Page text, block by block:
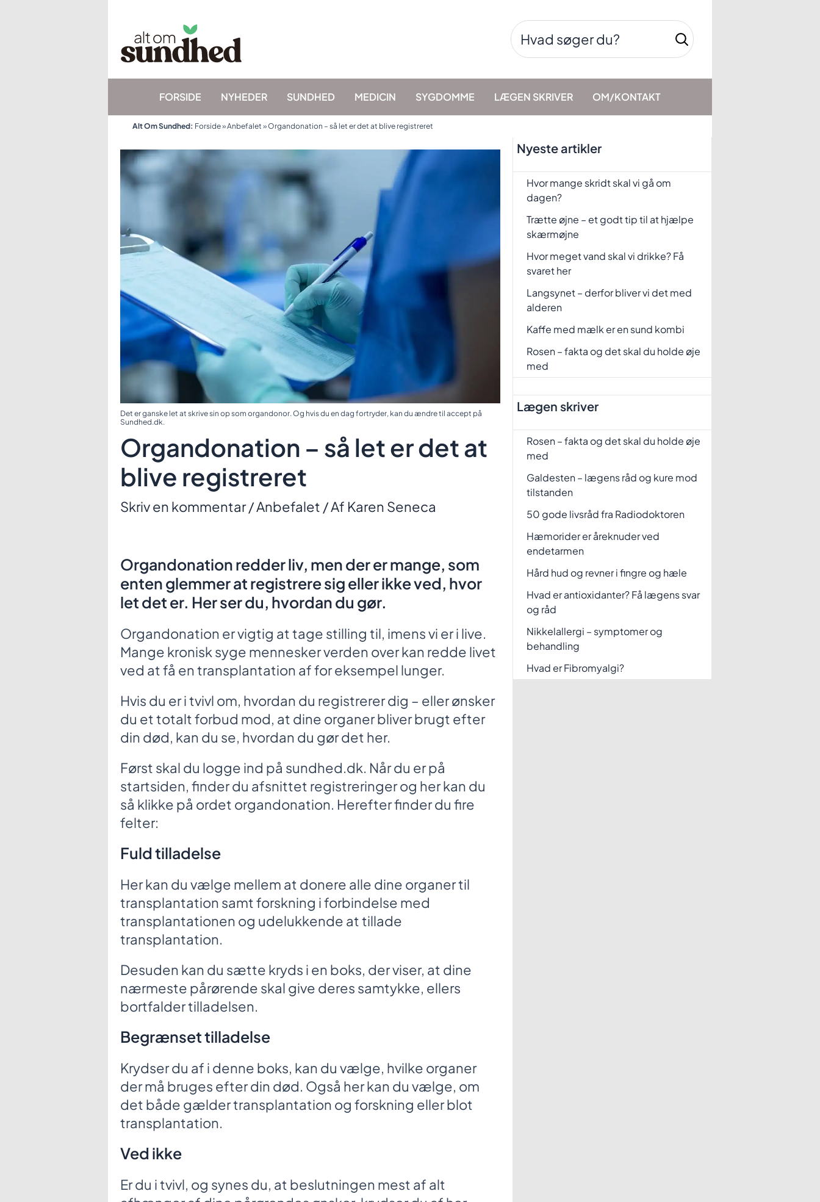
Søg
efter:
FORSIDE NYHEDER SUNDHED MEDICIN SYGDOMME LÆGEN SKRIVER OM/KONTAKT
Alt Om Sundhed: Forside»Anbefalet »Organdonation – så let er det at blive registreret
Det er ganske let at skrive sin op som organdonor. Og hvis du en dag fortryder, kan du ændre til accept på
Sundhed.dk.
Organdonation – så let er det at
blive registreret
Skriv en kommentar/Anbefalet / Af Karen Seneca
Organdonation redder liv, men der er mange, som
enten glemmer at registrere sig eller ikke ved, hvor
let det er. Her ser du, hvordan du gør.
Organdonation er vigtig at tage stilling til, imens vi er i live.
Mange kronisk syge mennesker verden over kan redde livet
ved at få en transplantation af for eksempel lunger.
Hvis du er i tvivl om, hvordan du registrerer dig – eller ønsker
du et totalt forbud mod, at dine organer bliver brugt efter
din død, kan du se, hvordan du gør det her.
Først skal du logge ind på sundhed.dk. Når du er på
startsiden, finder du afsnittet registreringer og her kan du
så klikke på ordet organdonation. Herefter finder du fire
felter:
Fuld tilladelse
Her kan du vælge mellem at donere alle dine organer til
transplantation samt forskning i forbindelse med
transplantationen og udelukkende at tillade
transplantation.
Desuden kan du sætte kryds i en boks, der viser, at dine
nærmeste pårørende skal give deres samtykke, ellers
bortfalder tilladelsen.
Begrænset tilladelse
Krydser du af i denne boks, kan du vælge, hvilke organer
der må bruges efter din død. Også her kan du vælge, om
det både gælder transplantation og forskning eller blot
transplantation.
Ved ikke
Er du i tvivl, og synes du, at beslutningen mest af alt
Nyeste artikler
Hvor mange skridt skal vi gå om
dagen?
Trætte øjne – et godt tip til at hjælpe
skærmøjne
Hvor meget vand skal vi drikke? Få
svaret her
Langsynet – derfor bliver vi det med
alderen
Kaffe med mælk er en sund kombi
Rosen – fakta og det skal du holde øje
med
Lægen skriver
Rosen – fakta og det skal du holde øje
med
Galdesten – lægens råd og kure mod
tilstanden
50 gode livsråd fra Radiodoktoren
Hæmorider er åreknuder ved
endetarmen
Hård hud og revner i fingre og hæle
Hvad er antioxidanter? Få lægens svar
og råd
Nikkelallergi – symptomer og
behandling
Hvad er Fibromyalgi?